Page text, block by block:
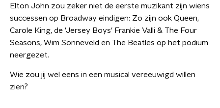
Elton John zou zeker niet de eerste muzikant zijn wiens
successen op Broadway eindigen: Zo zijn ook Queen,
Carole King, de 'Jersey Boys' Frankie Valli & The Four
Seasons, Wim Sonneveld en The Beatles op het podium
neergezet.
Wie zou jij wel eens in een musical vereeuwigd willen
zien?